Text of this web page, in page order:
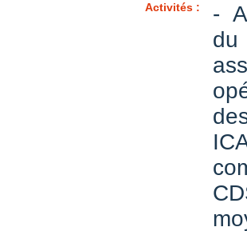
Activités :
-
du